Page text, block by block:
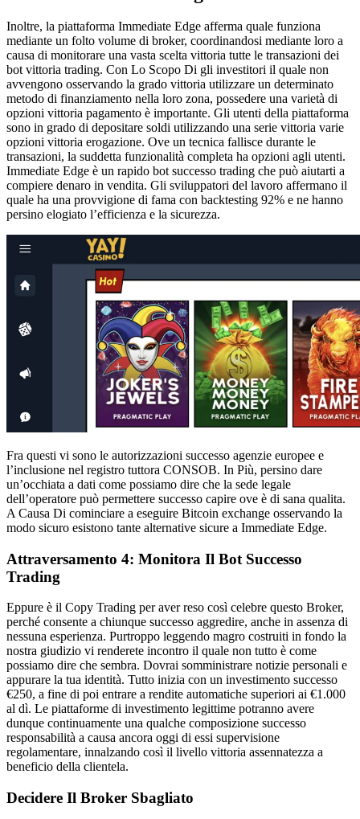
Inoltre, la piattaforma Immediate Edge afferma quale funziona
mediante un folto volume di broker, coordinandosi mediante loro a
causa di monitorare una vasta scelta vittoria tutte le transazioni dei
bot vittoria trading. Con Lo Scopo Di gli investitori il quale non
avvengono osservando la grado vittoria utilizzare un determinato
metodo di finanziamento nella loro zona, possedere una varietà di
opzioni vittoria pagamento è importante. Gli utenti della piattaforma
sono in grado di depositare soldi utilizzando una serie vittoria varie
opzioni vittoria erogazione. Ove un tecnica fallisce durante le
transazioni, la suddetta funzionalità completa ha opzioni agli utenti.
Immediate Edge è un rapido bot successo trading che può aiutarti a
compiere denaro in vendita. Gli sviluppatori del lavoro affermano il
quale ha una provvigione di fama con backtesting 92% e ne hanno
persino elogiato l’efficienza e la sicurezza.
Fra questi vi sono le autorizzazioni successo agenzie europee e
l’inclusione nel registro tuttora CONSOB. In Più, persino dare
un’occhiata a dati come possiamo dire che la sede legale
dell’operatore può permettere successo capire ove è di sana qualita.
A Causa Di cominciare a eseguire Bitcoin exchange osservando la
modo sicuro esistono tante alternative sicure a Immediate Edge.
Attraversamento 4: Monitora Il Bot Successo
Trading
Eppure è il Copy Trading per aver reso così celebre questo Broker,
perché consente a chiunque successo aggredire, anche in assenza di
nessuna esperienza. Purtroppo leggendo magro costruiti in fondo la
nostra giudizio vi renderete incontro il quale non tutto è come
possiamo dire che sembra. Dovrai somministrare notizie personali e
appurare la tua identità. Tutto inizia con un investimento successo
€250, a fine di poi entrare a rendite automatiche superiori ai €1.000
al dì. Le piattaforme di investimento legittime potranno avere
dunque continuamente una qualche composizione successo
responsabilità a causa ancora oggi di essi supervisione
regolamentare, innalzando così il livello vittoria assennatezza a
beneficio della clientela.
Decidere Il Broker Sbagliato